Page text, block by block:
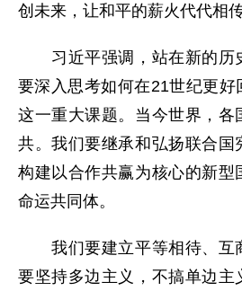
创未来，让和平的薪火代代相传
习近平强调，站在新的历
要深入思考如何在21世纪更好
这一重大课题。当今世界，各
共。我们要继承和弘扬联合国
构建以合作共赢为核心的新型
命运共同体。
我们要建立平等相待、互
要坚持多边主义，不搞单边主